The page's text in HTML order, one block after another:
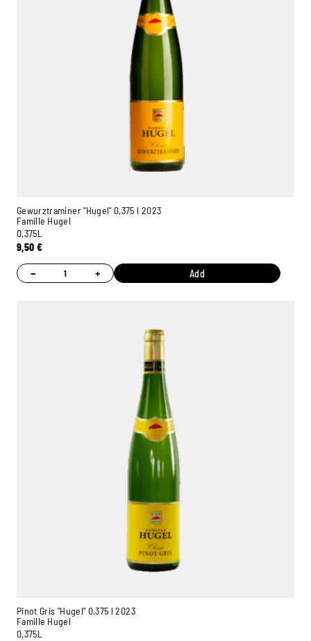
Gewurztraminer "Hugel" 0,375 l 2023
Famille Hugel
0,375L
9,50 €
− + Add
Pinot Gris "Hugel" 0,375 l 2023
Famille Hugel
0,375L